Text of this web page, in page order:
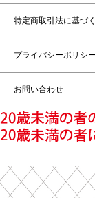
特定商取引法に基づ
プライバシーポリシー
お問い合わせ